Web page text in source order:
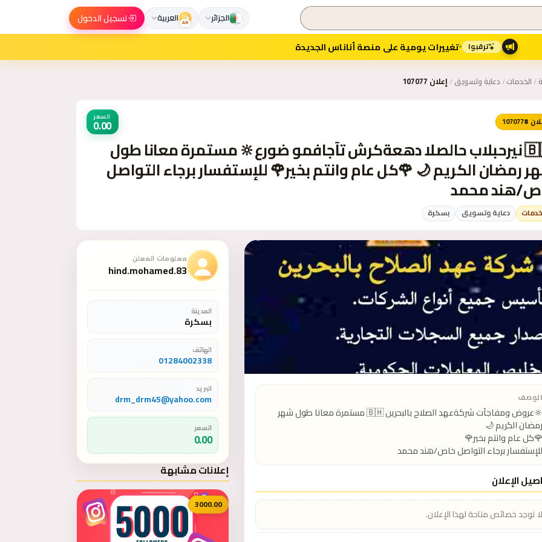
الجزائر AR العربية تسجيل الدخول
ترقبوا تغييرات يومية على منصة أناناس الجديدة
/الخدمات/دعاية وتسويق/إعلان 107077
#107077 السعر
0.00
🔆عروض ومفاجآت شركةعهد الصلاح بالبحرين ⁦🇧🇭⁩ مستمرة معانا طول
رمضان الكريم 🌙 🌹كل عام وانتم بخير🌹 للإستفسار برجاء التواصل
هند محمد
دعاية وتسويق بسكرة
الوصف
للإستفسار برجاء التواصل خاص/هند محمد
الإعلان
لا توجد خصائص متاحة لهذا الإعلان.
معلومات المعلن
hind.mohamed.83
المدينة
بسكرة
الهاتف
01284002338
البريد
drm_drm45@yahoo.com
السعر
0.00
إعلانات مشابهة
3000.00